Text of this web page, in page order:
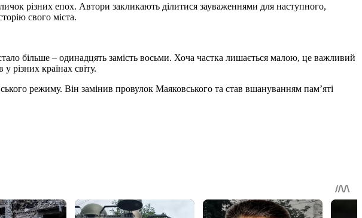
різних епох. Автори закликають ділитися зауваженнями для наступного,
свого міста.
більше – одинадцять замість восьми. Хоча частка лишається малою, це важливий
різних країнах світу.
режиму. Він замінив провулок Маяковського та став вшануванням пам’яті